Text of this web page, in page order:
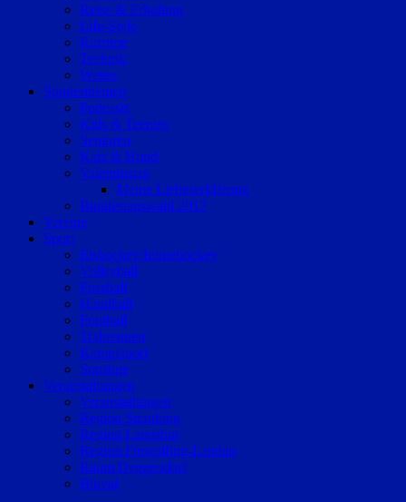
Reise & Erholung
Life-Style
Karriere
Technik
Wetter
Sonderthemen
Podcasts
Kids & Teenies
Senioren
Katz & Hund
Valentinstag
Meine Liebeserklärung
Bundestagswahl 2017
Vereine
Sport
Eishockey/Inlinehockey
Volleyball
Fussball
Handball
Football
Trabrennen
Kampfsport
Sonstige
Veranstaltungen
Veranstaltungen
Region Straubing
Region Landshut
Region Dingolfing-Landau
Raum Deggendorf
Bluval